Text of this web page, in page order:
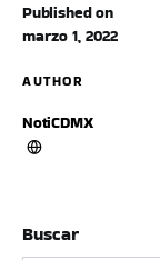
Published on
marzo 1, 2022
AUTHOR
NotiCDMX
Buscar